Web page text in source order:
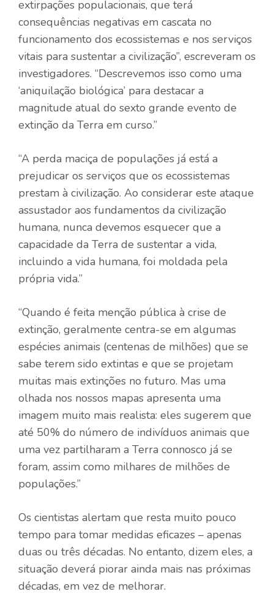
extirpações populacionais, que terá
consequências negativas em cascata no
funcionamento dos ecossistemas e nos serviços
vitais para sustentar a civilização”, escreveram os
investigadores. “Descrevemos isso como uma
‘aniquilação biológica’ para destacar a
magnitude atual do sexto grande evento de
extinção da Terra em curso.”
“A perda maciça de populações já está a
prejudicar os serviços que os ecossistemas
prestam à civilização. Ao considerar este ataque
assustador aos fundamentos da civilização
humana, nunca devemos esquecer que a
capacidade da Terra de sustentar a vida,
incluindo a vida humana, foi moldada pela
própria vida.”
“Quando é feita menção pública à crise de
extinção, geralmente centra-se em algumas
espécies animais (centenas de milhões) que se
sabe terem sido extintas e que se projetam
muitas mais extinções no futuro. Mas uma
olhada nos nossos mapas apresenta uma
imagem muito mais realista: eles sugerem que
até 50% do número de indivíduos animais que
uma vez partilharam a Terra connosco já se
foram, assim como milhares de milhões de
populações.”
Os cientistas alertam que resta muito pouco
tempo para tomar medidas eficazes – apenas
duas ou três décadas. No entanto, dizem eles, a
situação deverá piorar ainda mais nas próximas
décadas, em vez de melhorar.